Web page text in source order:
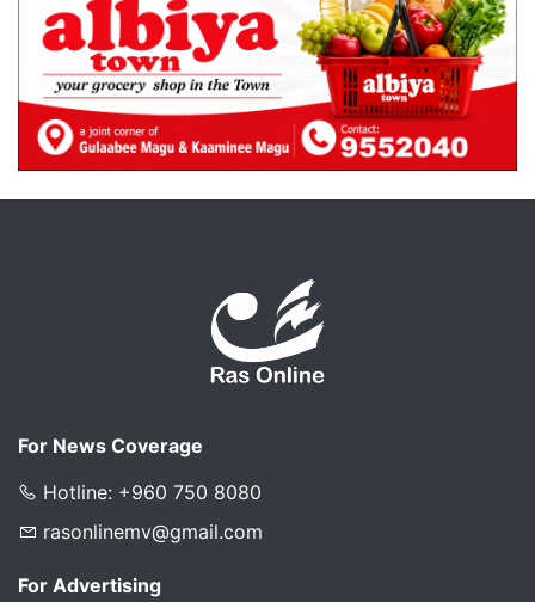
For News Coverage
Hotline: +960 750 8080
rasonlinemv@gmail.com
For Advertising